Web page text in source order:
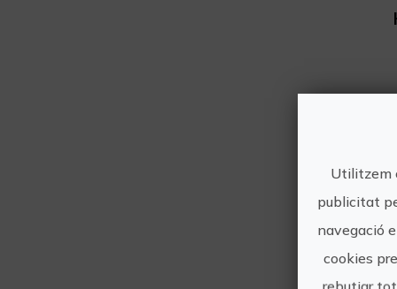
Utilitzem
publicitat
navegació
cookies
rebutjar